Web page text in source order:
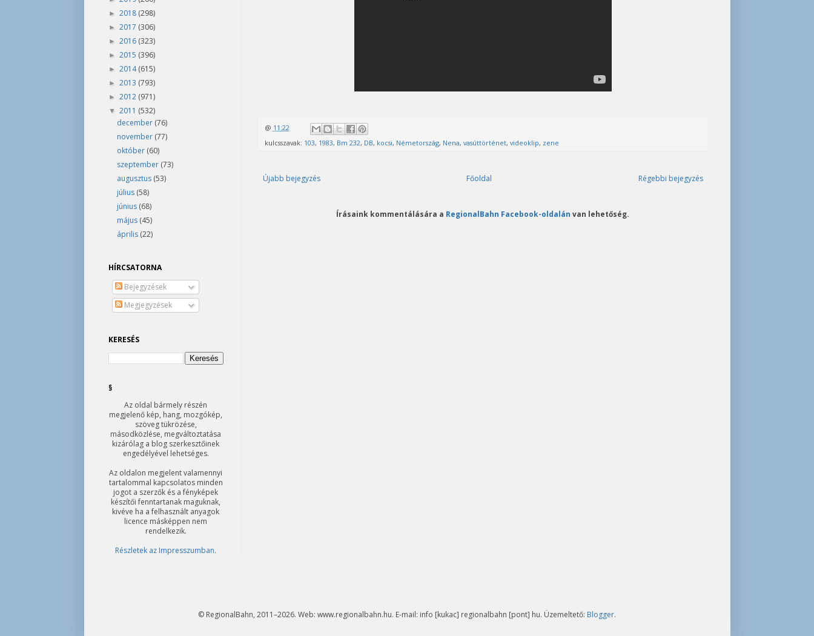
@ 11:22
kulcsszavak: 103, 1983, Bm 232, DB, kocsi, Németország, Nena, vasúttörténet, videoklip, zene
Újabb bejegyzés Régebbi bejegyzés
Főoldal
Írásaink kommentálására a RegionalBahn Facebook-oldalán van lehetőség.
► 2018 (298)
► 2017 (306)
► 2016 (323)
► 2015 (396)
► 2014(615)
► 2013 (793)
► 2012 (971)
▼ 2011 (532)
december (76)
november (77)
október (60)
szeptember (73)
augusztus (53)
július (58)
június (68)
május (45)
április (22)
HÍRCSATORNA
Bejegyzések
Megjegyzések
KERESÉS
§
Az oldal bármely részén
megjelenő kép, hang, mozgókép,
szöveg tükrözése,
másodközlése, megváltoztatása
kizárólag a blog szerkesztőinek
engedélyével lehetséges.
Az oldalon megjelent valamennyi
tartalommal kapcsolatos minden
jogot a szerzők és a fényképek
készítői fenntartanak maguknak,
kivéve ha a felhasznált anyagok
licence másképpen nem
rendelkezik.
Részletek az Impresszumban.
© RegionalBahn, 2011–2026. Web: www.regionalbahn.hu. E-mail: info [kukac] regionalbahn [pont] hu. Üzemeltető: Blogger.